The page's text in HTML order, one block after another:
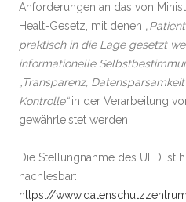
Anforderungen an das von
Healt-Gesetz, mit denen
praktisch in die Lage gesetzt
informationelle
„Transparenz,
Kontrolle“in der Verarbeitung
gewährleistet werden.
Die Stellungnahme des ULD ist
nachlesbar:
https://